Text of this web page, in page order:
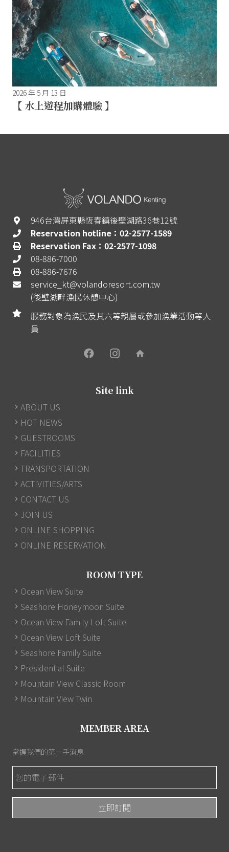
2026 年 5 月 13 日
【 水上遊程加購體驗 】
946台灣屏東縣恆春鎮後壁湖路36巷12號
Reservation hotline：02-2577-1589
Reservation Fax：02-2577-1098
08-886-7000
08-886-7676
service_kt@volandoresort.com.tw
(後壁湖畔漁民休憩中心)
服務對象為漁民及其六等親屬或參加漁業活動等人
員
home
Site link
ABOUT US
HOT NEWS
GUESTROOMS
FACILITIES
TRANSPORTATION
ACTIVITIES/ARTS
CONTACT US
JOIN US
ONLINE SHOPPING
ONLINE RESERVATION
ROOM TYPE
Ocean View Suite
Seashore Honeymoon Suite
Ocean View Family Loft Suite
Ocean View Loft Suite
Seashore Family Suite
Presidential Suite
Mountain View Classic Room
Mountain View Twin
MEMBER AREA
掌握我們的第一手消息